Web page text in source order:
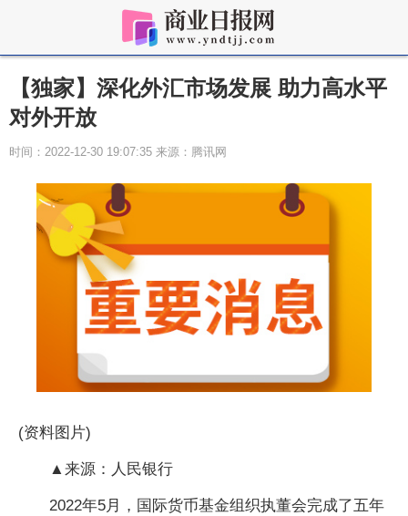
【独家】深化外汇市场发展 助力高水平
对外开放
时间：2022-12-30 19:07:35 来源：腾讯网
(资料图片)
▲来源：人民银行
2022年5月，国际货币基金组织执董会完成了五年